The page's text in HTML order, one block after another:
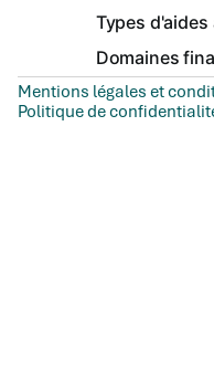
Types
Domaines
Mentions légales et
Politique de